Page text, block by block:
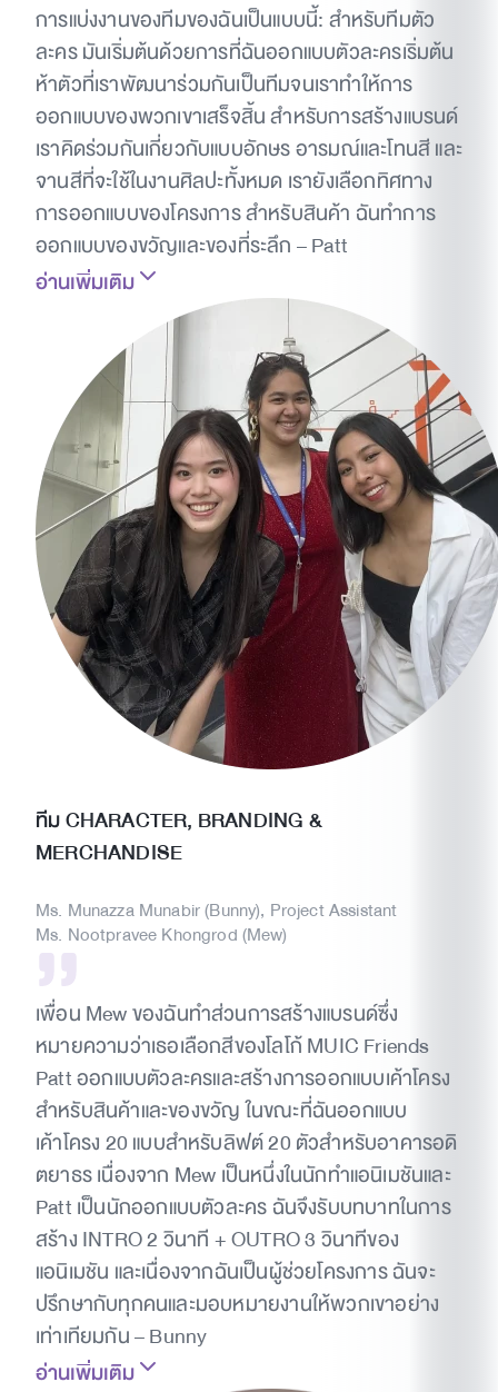
การแบ่งงานของทีมของฉันเป็นแบบนี้: สำหรับทีมตัว
ละคร มันเริ่มต้นด้วยการที่ฉันออกแบบตัวละครเริ่มต้น
ห้าตัวที่เราพัฒนาร่วมกันเป็นทีมจนเราทำให้การ
ออกแบบของพวกเขาเสร็จสิ้น สำหรับการสร้างแบรนด์
เราคิดร่วมกันเกี่ยวกับแบบอักษร อารมณ์และโทนสี และ
จานสีที่จะใช้ในงานศิลปะทั้งหมด เรายังเลือกทิศทาง
การออกแบบของโครงการ สำหรับสินค้า ฉันทำการ
ออกแบบของขวัญและของที่ระลึก – Patt
อ่านเพิ่มเติม
ทีม CHARACTER, BRANDING &
MERCHANDISE
Ms. Munazza Munabir (Bunny), Project Assistant
Ms. Nootpravee Khongrod (Mew)
เพื่อน Mew ของฉันทำส่วนการสร้างแบรนด์ซึ่ง
หมายความว่าเธอเลือกสีของโลโก้ MUIC Friends
Patt ออกแบบตัวละครและสร้างการออกแบบเค้าโครง
สำหรับสินค้าและของขวัญ ในขณะที่ฉันออกแบบ
เค้าโครง 20 แบบสำหรับลิฟต์ 20 ตัวสำหรับอาคารอดิ
ตยาธร เนื่องจาก Mew เป็นหนึ่งในนักทำแอนิเมชันและ
Patt เป็นนักออกแบบตัวละคร ฉันจึงรับบทบาทในการ
สร้าง INTRO 2 วินาที + OUTRO 3 วินาทีของ
แอนิเมชัน และเนื่องจากฉันเป็นผู้ช่วยโครงการ ฉันจะ
ปรึกษากับทุกคนและมอบหมายงานให้พวกเขาอย่าง
เท่าเทียมกัน – Bunny
อ่านเพิ่มเติม